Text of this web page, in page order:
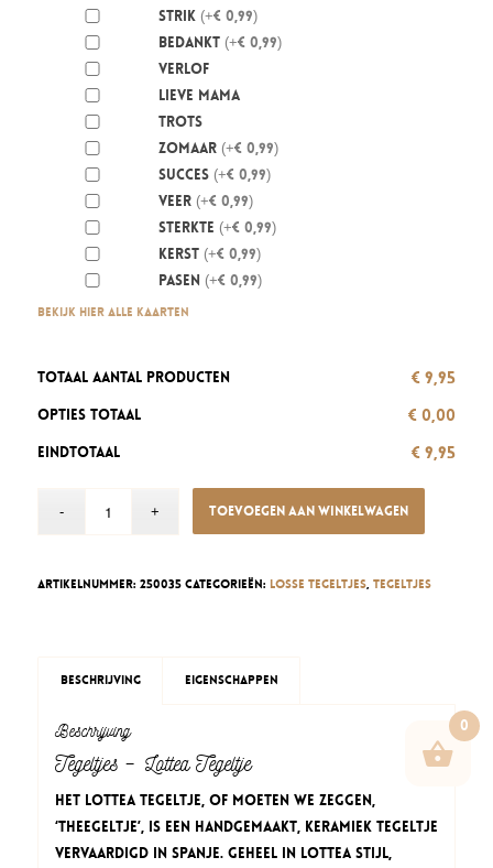
Strik (+€ 0,99)
Bedankt (+€ 0,99)
Verlof
Lieve mama
Trots
Zomaar (+€ 0,99)
Succes (+€ 0,99)
Veer (+€ 0,99)
Sterkte (+€ 0,99)
Kerst (+€ 0,99)
Pasen (+€ 0,99)
Bekijk hier alle kaarten
Totaal aantal producten € 9,95
Opties totaal € 0,00
Eindtotaal € 9,95
Toevoegen aan winkelwagen
Artikelnummer: 250035 Categorieën: Losse tegeltjes, Tegeltjes
Beschrijving Eigenschappen
Beschrijving
Tegeltjes – Lottea Tegeltje
Het Lottea Tegeltje, of moeten we zeggen,
‘THEEgeltje’, is een handgemaakt, keramiek tegeltje
vervaardigd in Spanje. Geheel in Lottea stijl,
0